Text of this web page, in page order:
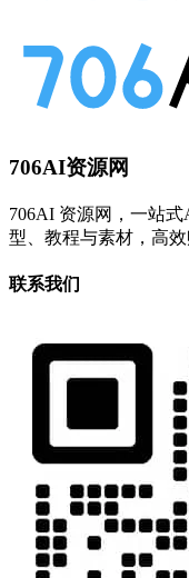
706AI资源网
706AI 资源网，一站
型、教程与素材，高
联系我们